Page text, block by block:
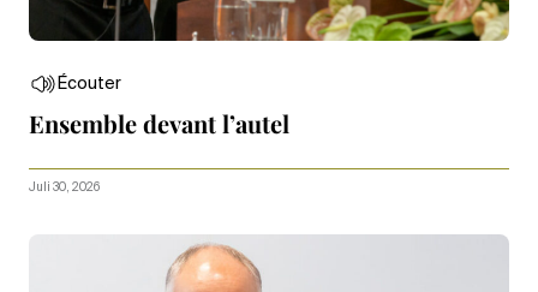
Écouter
Ensemble devant l’autel
Juli 30, 2026